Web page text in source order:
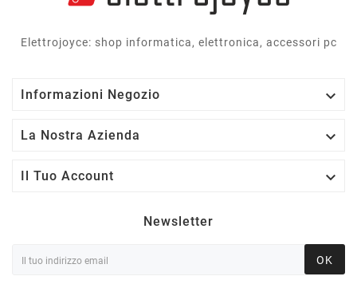
Elettrojoyce: shop informatica, elettronica, accessori pc
Informazioni Negozio 
La Nostra Azienda 
Il Tuo Account 
Newsletter
OK